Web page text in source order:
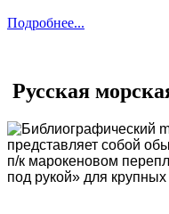
Подробнее...
Русская
Библиографический
представляет собой
п/к марокеновом
под рукой» для